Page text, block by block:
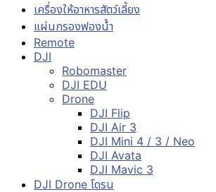
เครื่องให้อาหารสัตว์เลี้ยง
แผ่นกรองฟองน้ำ
Remote
DJI
Robomaster
DJI EDU
Drone
DJI Flip
DJI Air 3
DJI Mini 4 / 3 / Neo
DJI Avata
DJI Mavic 3
DJI Drone โดรน